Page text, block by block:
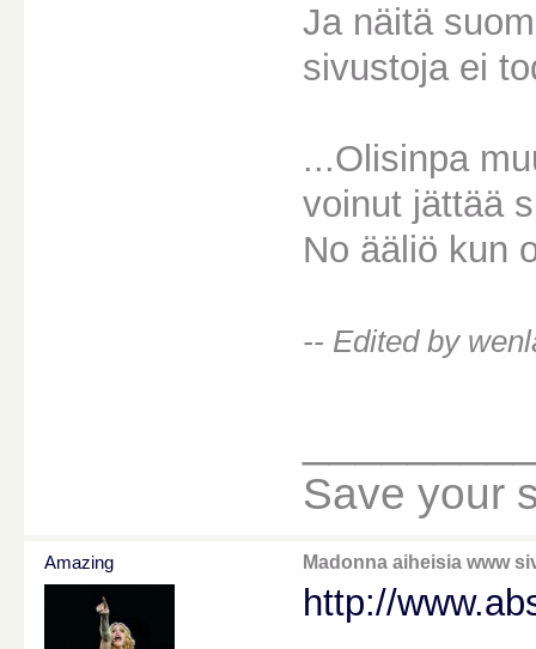
Ja näitä
sivustoja ei
...Olisinpa
voinut jättää
No ääliö kun
-- Edited by
Save your
Amazing Madonna aiheisia www
http://